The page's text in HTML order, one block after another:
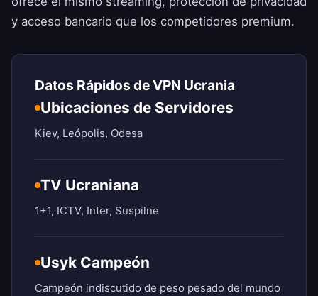
y acceso bancario que los competidores premium.
Datos Rápidos de VPN Ucrania
Ubicaciones de Servidores
Kiev, Leópolis, Odesa
TV Ucraniana
1+1, ICTV, Inter, Suspilne
Usyk Campeón
Campeón indiscutido de peso pesado del mundo